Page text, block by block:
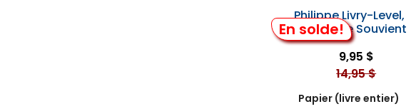
En solde!
Philippe Livry-Level,
Audrieu Se Souvient
9,95 $
14,95 $
Papier (livre entier)